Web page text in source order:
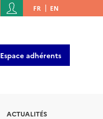
Menu
du
de
l'utilisateur
FR EN
Espace adhérents
ACTUALITÉS